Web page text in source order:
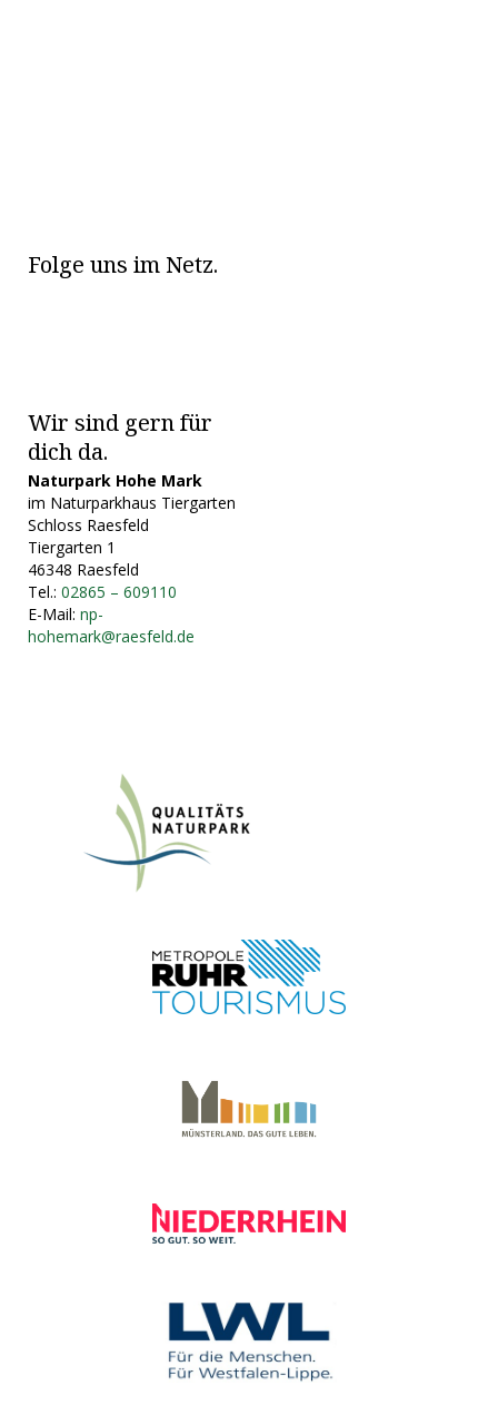
Folge uns im Netz.
Wir sind gern für
dich da.
Naturpark Hohe Mark
im Naturparkhaus Tiergarten
Schloss Raesfeld
Tiergarten 1
46348 Raesfeld
Tel.: 02865 – 609110
E-Mail: np-
hohemark@raesfeld.de